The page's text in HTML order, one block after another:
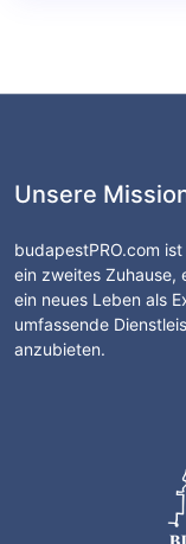
Unsere
budapestPRO.com
ein zweites Zuhause,
ein neues Leben als
umfassende
anzubieten.